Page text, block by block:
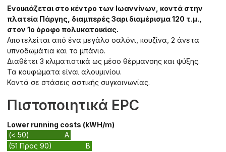
Ενοικιάζεται στο κέντρο των Ιωαννίνων, κοντά στην
πλατεία Πάργης, διαμπερές 3αρι διαμέρισμα 120 τ.μ.,
στον 1ο όροφο πολυκατοικίας.
Αποτελείται από ένα μεγάλο σαλόνι, κουζίνα, 2 άνετα
υπνοδωμάτια και το μπάνιο.
Διαθέτει 3 κλιματιστικά ως μέσο θέρμανσης και ψύξης.
Τα κουφώματα είναι αλουμινίου.
Κοντά σε στάσεις αστικής συγκοινωνίας.
Πιστοποιητικά EPC
Lower running costs (kWH/m)
(< 50)
A
(51 Προς 90)
B